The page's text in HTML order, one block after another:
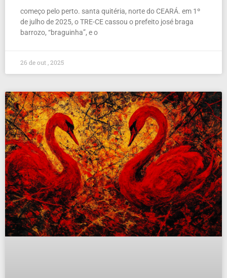
começo pelo perto. santa quitéria, norte do CEARÁ. em 1º
de julho de 2025, o TRE-CE cassou o prefeito josé braga
barrozo, “braguinha”, e o
26 de out , 2025